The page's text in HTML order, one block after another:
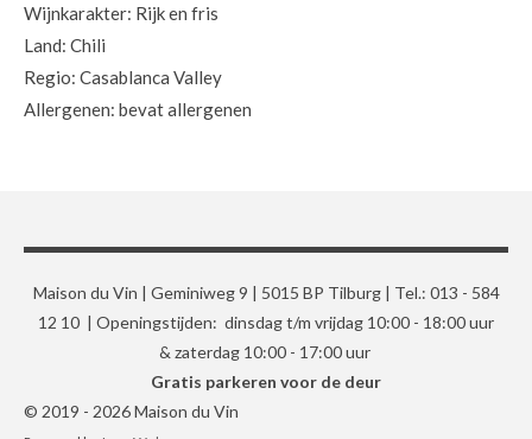
Wijnkarakter: Rijk en fris
Land: Chili
Regio: Casablanca Valley
Allergenen: bevat allergenen
Maison du Vin | Geminiweg 9 | 5015 BP Tilburg | Tel.: 013 - 584
12 10 | Openingstijden: dinsdag t/m vrijdag 10:00 - 18:00 uur
& zaterdag 10:00 - 17:00 uur
Gratis parkeren voor de deur
© 2019 - 2026 Maison du Vin